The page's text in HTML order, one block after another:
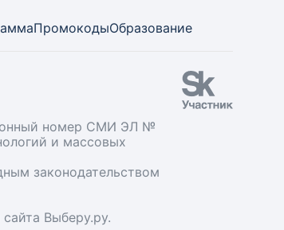
ПромокодыОбразование
номер СМИ ЭЛ №
и массовых
законодательством
Выберу.ру.